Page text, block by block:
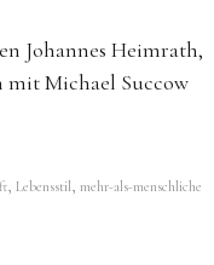
Johannes Heimrath,
mit Michael Succow
, Lebensstil , mehr-als-menschliche